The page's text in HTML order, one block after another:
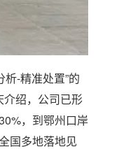
-精准处置”的
介绍，公司已形
，到鄂州口岸
国多地落地见